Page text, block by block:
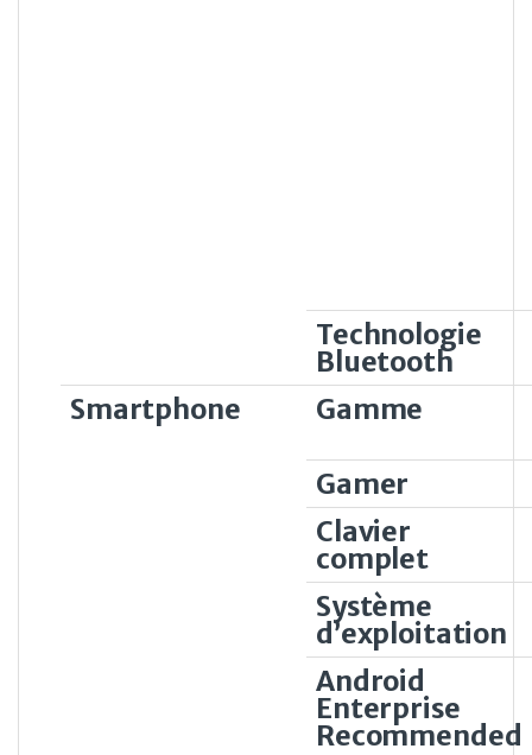
Technologie
Bluetooth
Smartphone
Gamme
Gamer
Clavier
complet
Système
d’exploitation
Android
Enterprise
Recommended